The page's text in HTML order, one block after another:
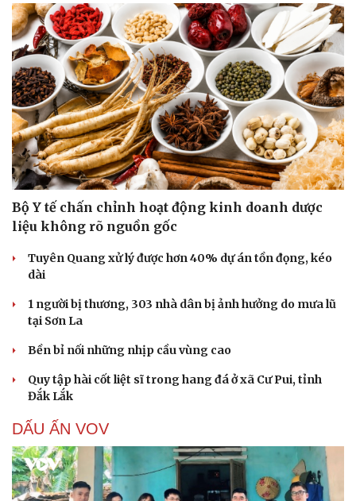
Bộ Y tế chấn chỉnh hoạt động kinh doanh dược
liệu không rõ nguồn gốc
Tuyên Quang xử lý được hơn 40% dự án tồn đọng, kéo
dài
1 người bị thương, 303 nhà dân bị ảnh hưởng do mưa lũ
tại Sơn La
Bền bỉ nối những nhịp cầu vùng cao
Quy tập hài cốt liệt sĩ trong hang đá ở xã Cư Pui, tỉnh
Đắk Lắk
DẤU ẤN VOV